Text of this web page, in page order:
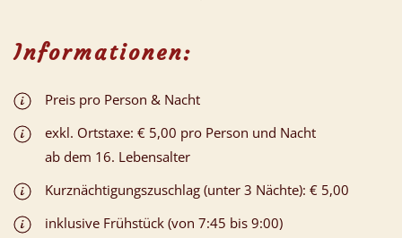
Informationen:
Preis pro Person & Nacht
exkl. Ortstaxe: € 5,00 pro Person und Nacht
ab dem 16. Lebensalter
Kurznächtigungszuschlag (unter 3 Nächte): € 5,00
inklusive Frühstück (von 7:45 bis 9:00)